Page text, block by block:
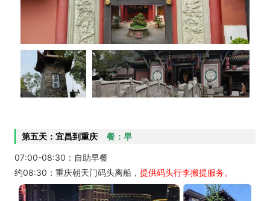
第五天：宜昌到重庆 餐：早
07:00-08:30：自助早餐
约08:30：重庆朝天门码头离船， 提供码头行李搬提服务。